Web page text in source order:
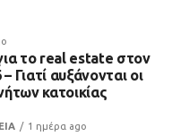
το real estate στον
Γιατί αυξάνονται οι
κατοικίας
1 ημέρα ago